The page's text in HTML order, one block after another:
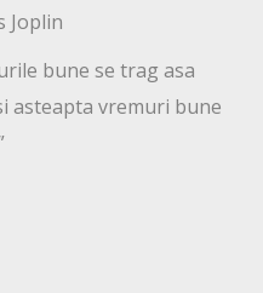
Joplin
bune se trag asa
asteapta vremuri bune